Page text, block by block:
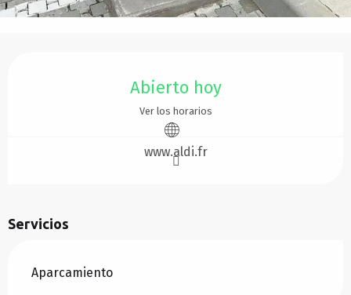
Abierto hoy
Ver los horarios
www.aldi.fr
Servicios
Aparcamiento